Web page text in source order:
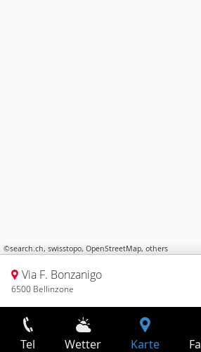
©search.ch, swisstopo, OpenStreetMap, others
Via F. Bonzanigo
6500 Bellinzone
Tel Wetter Karte